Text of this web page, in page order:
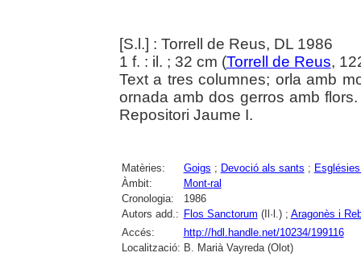
[S.l.] : Torrell de Reus, DL 1986
1 f. : il. ; 32 cm (Torrell de Reus,
Text a tres columnes; orla amb
ornada amb dos gerros amb
Repositori Jaume I.
Matèries: Goigs ; Devoció als sants ;
Àmbit:
Mont-ral
Cronologia:
1986
Autors add.: Flos Sanctorum (Il·l.) ; Aragonès i
Accés:
http://hdl.handle.net/10234/199116
Localització: B. Marià Vayreda (Olot)